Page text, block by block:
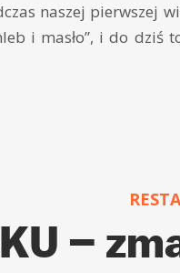
naszej pierwszej
i masło”, i do dziś
–